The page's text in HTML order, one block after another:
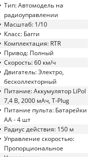
Тип: Автомодель на
радиоуправлении
Масштаб: 1/10
Класс: Багги
Комплектация: RTR
Привод: Полный
Скорость: 60 км/ч
Двигатель: Электро,
бесколлекторный
Питание: Аккумулятор LiPol
7,4 В, 2000 мАч, T-Plug
Питание пульта: Батарейки
AA - 4 шт
Радиус действия: 150 м
Управление скоростью:
Пропорциональное